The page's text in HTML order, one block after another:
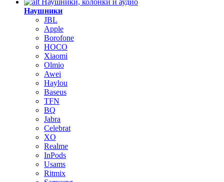
Наушники, колонки и аудио
Наушники
JBL
Apple
Borofone
HOCO
Xiaomi
Olmio
Awei
Haylou
Baseus
TFN
BQ
Jabra
Celebrat
XO
Realme
InPods
Usams
Ritmix